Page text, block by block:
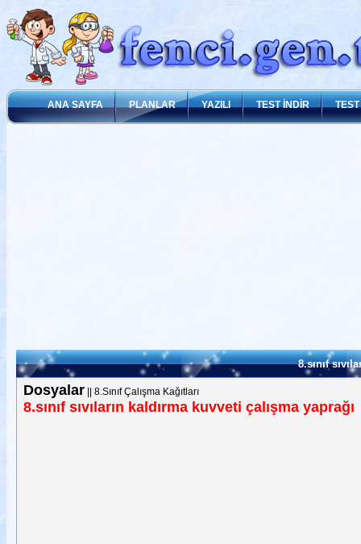
ANA SAYFA PLANLAR YAZILI TEST İNDİR
8.sınıf
Dosyalar|| 8.Sınıf Çalışma Kağıtları
8.sınıf sıvıların kaldırma kuvveti çalışma yaprağı